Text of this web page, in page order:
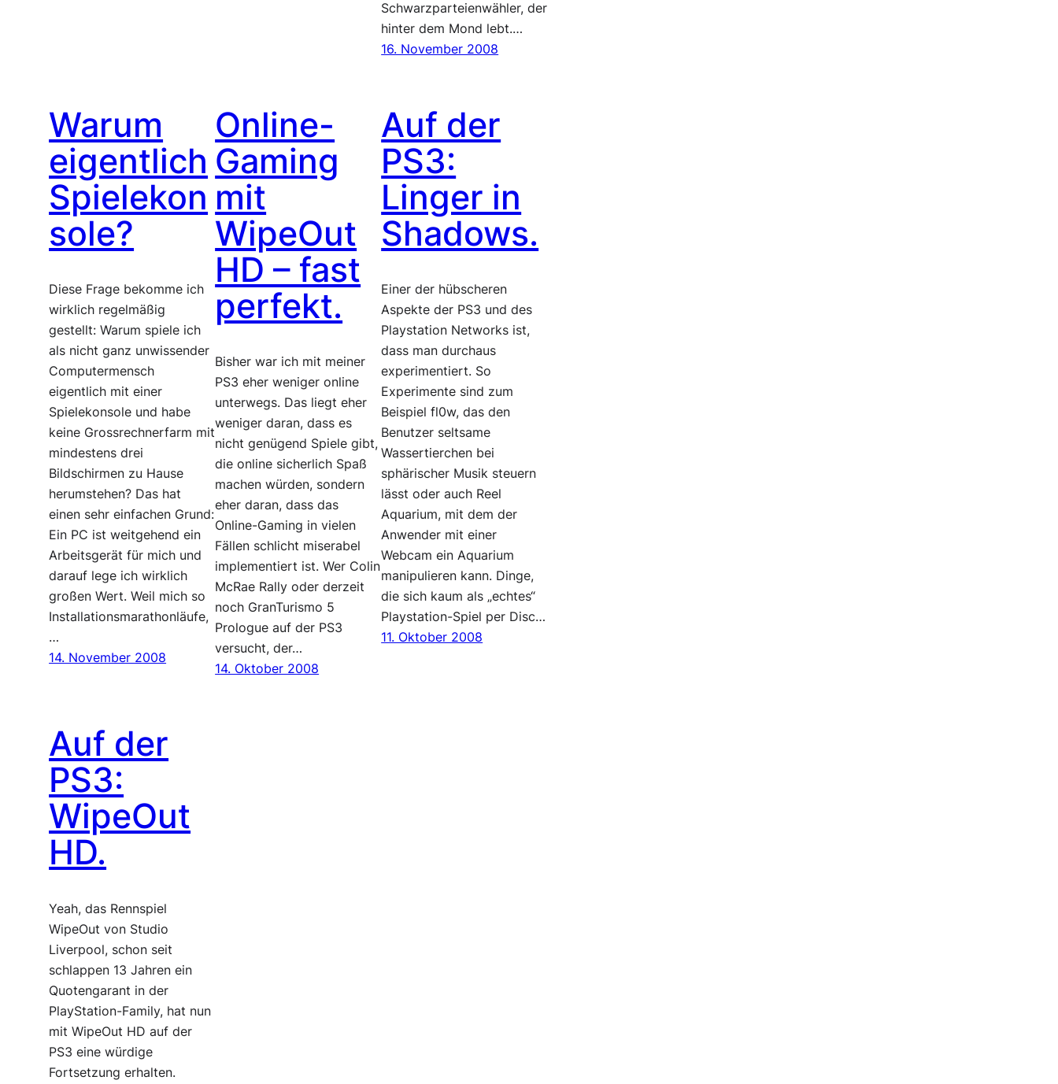
Schwarzparteienwähler, der
hinter dem Mond lebt.…
16. November 2008
Warum
eigentlich
Spielekon
sole?
Diese Frage bekomme ich
wirklich regelmäßig
gestellt: Warum spiele ich
als nicht ganz unwissender
Computermensch
eigentlich mit einer
Spielekonsole und habe
keine Grossrechnerfarm mit
mindestens drei
Bildschirmen zu Hause
herumstehen? Das hat
einen sehr einfachen Grund:
Ein PC ist weitgehend ein
Arbeitsgerät für mich und
darauf lege ich wirklich
großen Wert. Weil mich so
Installationsmarathonläufe,
…
14. November 2008
Online-
Gaming
mit
WipeOut
HD – fast
perfekt.
Bisher war ich mit meiner
PS3 eher weniger online
unterwegs. Das liegt eher
weniger daran, dass es
nicht genügend Spiele gibt,
die online sicherlich Spaß
machen würden, sondern
eher daran, dass das
Online-Gaming in vielen
Fällen schlicht miserabel
implementiert ist. Wer Colin
McRae Rally oder derzeit
noch GranTurismo 5
Prologue auf der PS3
versucht, der…
14. Oktober 2008
Auf der
PS3:
Linger in
Shadows.
Einer der hübscheren
Aspekte der PS3 und des
Playstation Networks ist,
dass man durchaus
experimentiert. So
Experimente sind zum
Beispiel fl0w, das den
Benutzer seltsame
Wassertierchen bei
sphärischer Musik steuern
lässt oder auch Reel
Aquarium, mit dem der
Anwender mit einer
Webcam ein Aquarium
manipulieren kann. Dinge,
die sich kaum als „echtes“
Playstation-Spiel per Disc…
11. Oktober 2008
Auf der
PS3:
WipeOut
HD.
Yeah, das Rennspiel
WipeOut von Studio
Liverpool, schon seit
schlappen 13 Jahren ein
Quotengarant in der
PlayStation-Family, hat nun
mit WipeOut HD auf der
PS3 eine würdige
Fortsetzung erhalten.